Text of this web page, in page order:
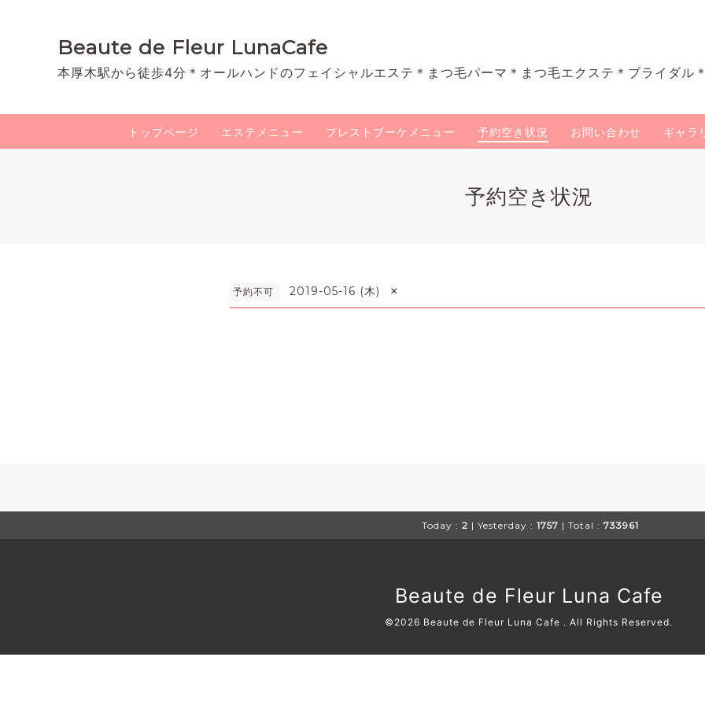
Beaute de Fleur LunaCafe
本厚木駅から徒歩4分＊オールハンドのフェイシャルエステ＊まつ毛パーマ＊まつ毛エクステ＊ブライダル
トップページ エステメニュー プレストブーケメニュー 予約空き状況 お問い合わせ ギャラ
予約空き状況
予約不可 2019-05-16 (木) ×
Today : 2 | Yesterday : 1757 | Total : 733961
Beaute de Fleur Luna Cafe
©2026 Beaute de Fleur Luna Cafe . All Rights Reserved.